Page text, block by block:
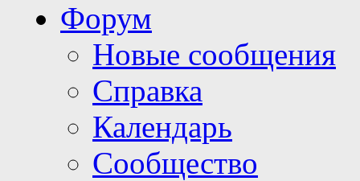
Форум
Новые сообщения
Справка
Календарь
Сообщество